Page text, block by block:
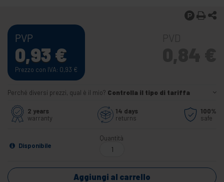
PVP
0,93 €
Prezzo con IVA: 0,93 €
Perché diversi prezzi, qual è il mio? Controlla il tipo di tariffa
2 years
warranty
14 days
returns
100%
safe
Disponibile
Quantità
Aggiungi al carrello